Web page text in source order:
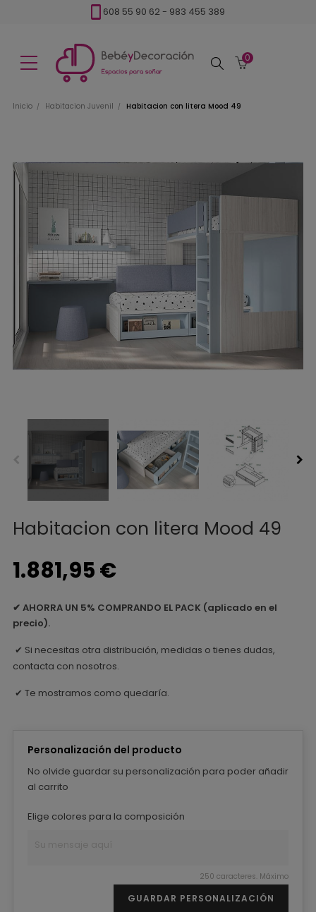
608 55 90 62 - 983 455 389
Buscar
0
Inicio Habitacion Juvenil Habitacion con litera Mood 49
Habitacion con litera Mood 49
1.881,95 €
✔ AHORRA UN 5% COMPRANDO EL PACK (aplicado en el
precio).
✔ Si necesitas otra distribución, medidas o tienes dudas,
contacta con nosotros.
✔ Te mostramos como quedaría.
Personalización del producto
No olvide guardar su personalización para poder añadir
al carrito
Elige colores para la composición
250 caracteres. Máximo
GUARDAR PERSONALIZACIÓN